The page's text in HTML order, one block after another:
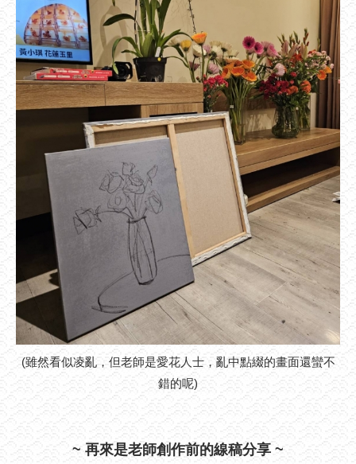
(雖然看似凌亂，但老師是愛花人士，亂中點綴的畫面還蠻不
錯的呢)
~ 再來是老師創作前的線稿分享 ~